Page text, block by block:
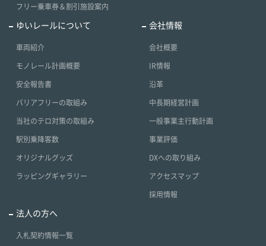
フリー乗車券＆割引施設案内
ゆいレールについて
車両紹介
モノレール計画概要
安全報告書
バリアフリーの取組み
当社のテロ対策の取組み
駅別乗降客数
オリジナルグッズ
ラッピングギャラリー
会社情報
会社概要
IR情報
沿革
中長期経営計画
一般事業主行動計画
事業評価
DXへの取り組み
アクセスマップ
採用情報
法人の方へ
入札契約情報一覧